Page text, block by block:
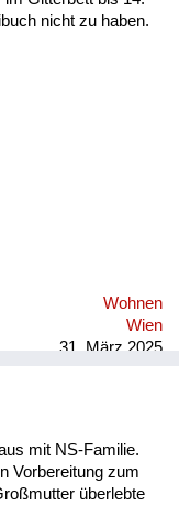
nicht zu haben.
Wohnen
Wien
31. März 2025
mit NS-Familie.
Vorbereitung zum
überlebte